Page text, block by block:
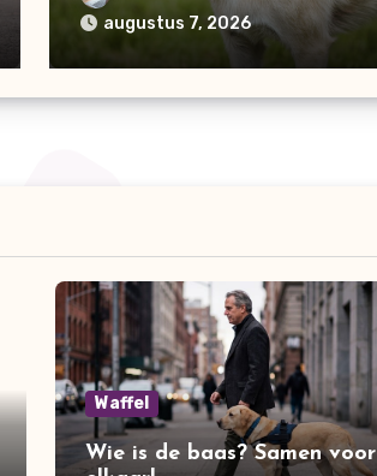
augustus 7, 2026
Waffel
Wie is de baas? Samen voor